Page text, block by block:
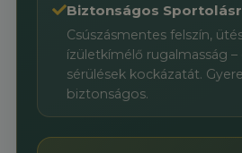
Biztonságos
Csúszásmentes felszín,
ízületkímélő rugalmasság –
sérülések kockázatát.
biztonságos.